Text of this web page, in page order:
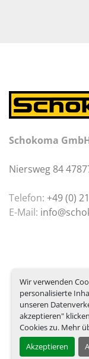
Wir verwenden
personalisierte
unseren
akzeptieren"
Cookies zu. Mehr
Akzeptieren
Schokoma
Niersweg 84
Telefon: +49 (0)
E-Mail: